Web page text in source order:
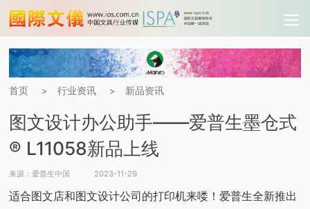
首页 > 行业资讯 > 新品资讯
图文设计办公助手——爱普生墨仓式
® L11058新品上线
来源：爱普生中国 2023-11-29
适合图文店和图文设计公司的打印机来喽！爱普生全新推出